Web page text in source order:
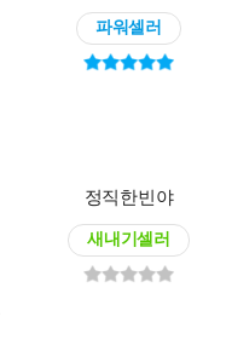
파워셀러
정직한빈야
새내기셀러